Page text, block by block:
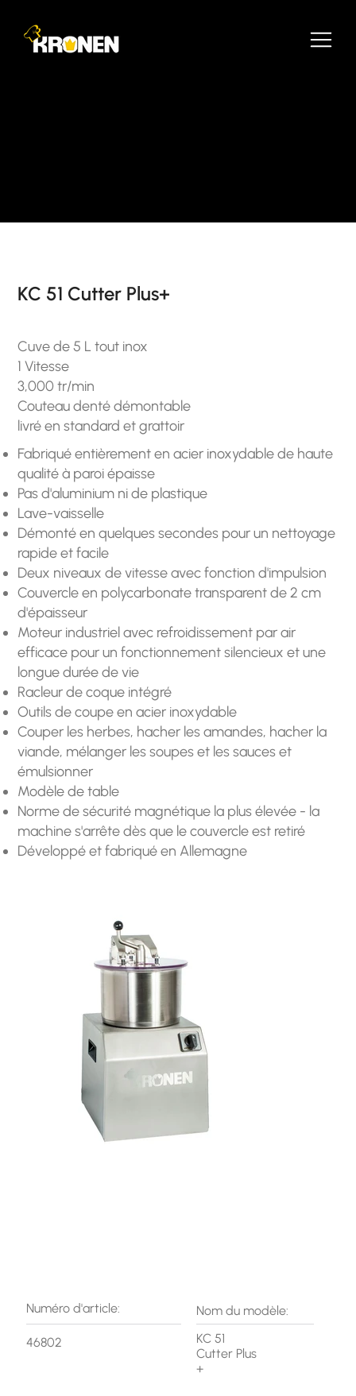
KC 51 Cutter Plus+
Cuve de 5 L tout inox
1 Vitesse
3,000 tr/min
Couteau denté démontable
livré en standard et grattoir
Fabriqué entièrement en acier inoxydable de haute
qualité à paroi épaisse
Pas d'aluminium ni de plastique
Lave-vaisselle
Démonté en quelques secondes pour un nettoyage
rapide et facile
Deux niveaux de vitesse avec fonction d'impulsion
Couvercle en polycarbonate transparent de 2 cm
d'épaisseur
Moteur industriel avec refroidissement par air
efficace pour un fonctionnement silencieux et une
longue durée de vie
Racleur de coque intégré
Outils de coupe en acier inoxydable
Couper les herbes, hacher les amandes, hacher la
viande, mélanger les soupes et les sauces et
émulsionner
Modèle de table
Norme de sécurité magnétique la plus élevée - la
machine s'arrête dès que le couvercle est retiré
Développé et fabriqué en Allemagne
Numéro d'article:
46802
Nom du modèle:
KC 51
Cutter Plus
+